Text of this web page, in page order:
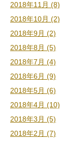
2018年11月 (8)
2018年10月 (2)
2018年9月 (2)
2018年8月 (5)
2018年7月 (4)
2018年6月 (9)
2018年5月 (6)
2018年4月 (10)
2018年3月 (5)
2018年2月 (7)